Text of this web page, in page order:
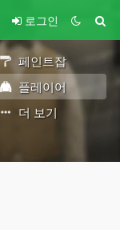
로그인
페인트잡
플레이어
더 보기